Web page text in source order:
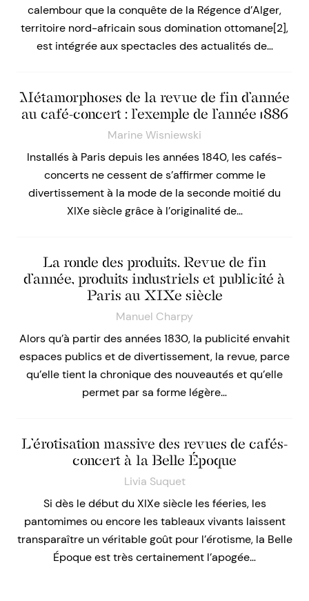
calembour que la conquête de la Régence d’Alger,
territoire nord-africain sous domination ottomane[2],
est intégrée aux spectacles des actualités de…
Métamorphoses de la revue de fin d’année
au café-concert : l’exemple de l’année 1886
Marine Wisniewski
Installés à Paris depuis les années 1840, les cafés-
concerts ne cessent de s’affirmer comme le
divertissement à la mode de la seconde moitié du
XIXe siècle grâce à l’originalité de…
La ronde des produits. Revue de fin
d’année, produits industriels et publicité à
Paris au XIXe siècle
Manuel Charpy
Alors qu’à partir des années 1830, la publicité envahit
espaces publics et de divertissement, la revue, parce
qu’elle tient la chronique des nouveautés et qu’elle
permet par sa forme légère…
L’érotisation massive des revues de cafés-
concert à la Belle Époque
Livia Suquet
Si dès le début du XIXe siècle les féeries, les
pantomimes ou encore les tableaux vivants laissent
transparaître un véritable goût pour l’érotisme, la Belle
Époque est très certainement l’apogée…